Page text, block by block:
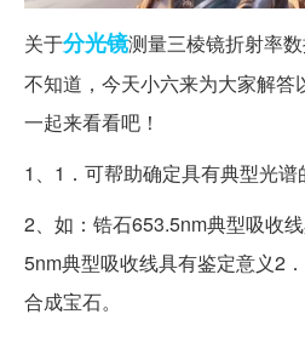
关于分光镜测量三棱镜折射率
不知道，今天小六来为大家解答
一起来看看吧！
1、1．可帮助确定具有典型光谱
2、如：锆石653.5nm典型吸收
5nm典型吸收线具有鉴定意义2
合成宝石。